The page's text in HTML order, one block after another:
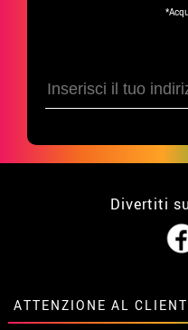
Divertiti
ATTENZIONE AL